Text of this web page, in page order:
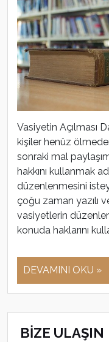
Vasiyetin Açılması
kişiler henüz
sonraki mal
hakkını kullanmak
düzenlenmesini
çoğu zaman yazılı
vasiyetlerin
konuda haklarını
DEVAMINI OKU »
BİZE ULAŞIN